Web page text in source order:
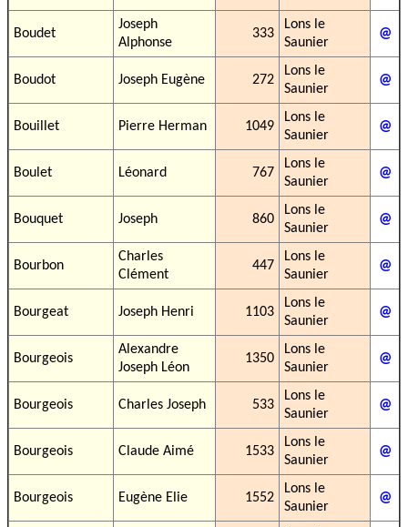
Boudet
Joseph
Alphonse
333
Lons le
Saunier
@
Boudot Joseph Eugène 272
Lons le
Saunier
@
Bouillet Pierre Herman 1049
Lons le
Saunier
@
Boulet Léonard 767
Lons le
Saunier
@
Bouquet Joseph 860
Lons le
Saunier
@
Bourbon
Charles
Clément
447
Lons le
Saunier
@
Bourgeat Joseph Henri 1103
Lons le
Saunier
@
Bourgeois
Alexandre
Joseph Léon
1350
Lons le
Saunier
@
Bourgeois Charles Joseph 533
Lons le
Saunier
@
Bourgeois Claude Aimé 1533
Lons le
Saunier
@
Bourgeois Eugène Elie 1552
Lons le
Saunier
@